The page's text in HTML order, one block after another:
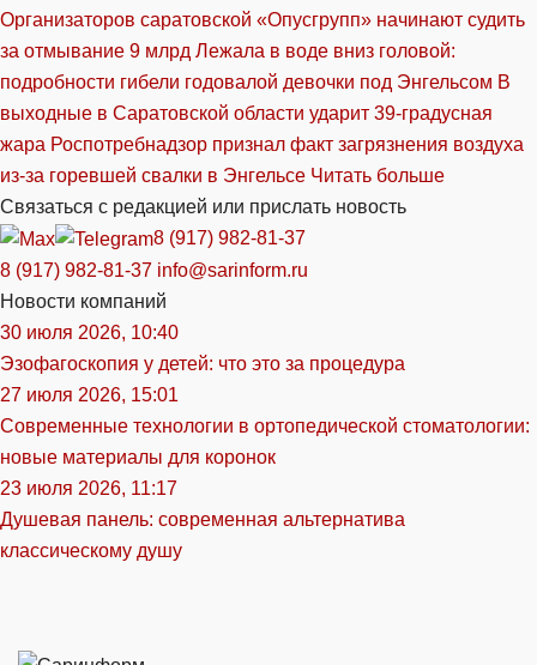
Организаторов саратовской «Опусгрупп» начинают судить
за отмывание 9 млрд Лежала в воде вниз головой:
подробности гибели годовалой девочки под Энгельсом В
выходные в Саратовской области ударит 39-градусная
жара Роспотребнадзор признал факт загрязнения воздуха
из-за горевшей свалки в Энгельсе Читать больше
Связаться с редакцией или прислать новость
8 (917) 982-81-37
8 (917) 982-81-37 info@sarinform.ru
Новости компаний
30 июля 2026, 10:40
Эзофагоскопия у детей: что это за процедура
27 июля 2026, 15:01
Современные технологии в ортопедической стоматологии:
новые материалы для коронок
23 июля 2026, 11:17
Душевая панель: современная альтернатива
классическому душу